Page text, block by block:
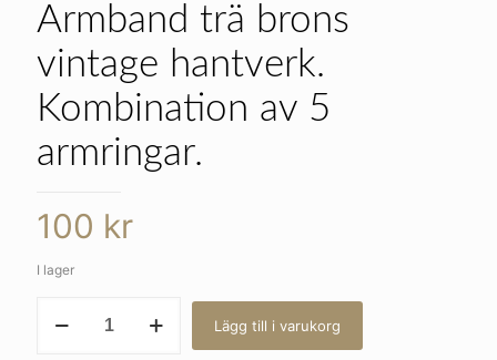
Armband trä brons
vintage hantverk.
Kombination av 5
armringar.
100 kr
I lager
Lägg till i varukorg